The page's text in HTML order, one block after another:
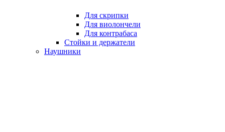
Для скрипки
Для виолончели
Для контрабаса
Стойки и держатели
Наушники